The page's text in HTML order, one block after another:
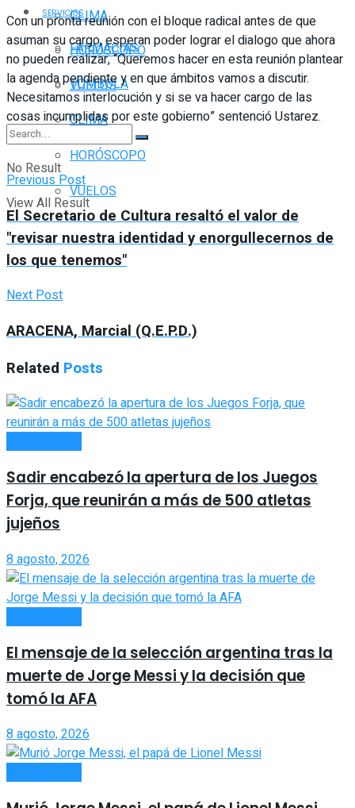
CLIMA
HORÓSCOPO
VUELOS
No Result
View All Result
SERVICIOS
FARMACIAS
TOMBOLA
CLIMA
HORÓSCOPO
VUELOS
Con un pronta reunión con el bloque radical antes de que
asuman su cargo, esperan poder lograr el dialogo que ahora
no pueden realizar, “Queremos hacer en esta reunión plantear
la agenda pendiente y en que ámbitos vamos a discutir.
Necesitamos interlocución y si se va hacer cargo de las
cosas incumplidas por este gobierno” sentenció Ustarez.
Previous Post
El Secretario de Cultura resaltó el valor de
"revisar nuestra identidad y enorgullecernos de
los que tenemos"
Next Post
ARACENA, Marcial (Q.E.P.D.)
Related Posts
Sadir encabezó la apertura de los Juegos
Forja, que reunirán a más de 500 atletas
jujeños
8 agosto, 2026
El mensaje de la selección argentina tras la
muerte de Jorge Messi y la decisión que
tomó la AFA
8 agosto, 2026